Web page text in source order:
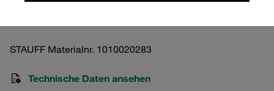
STAUFF Materialnr. 1010020283
Technische Daten ansehen